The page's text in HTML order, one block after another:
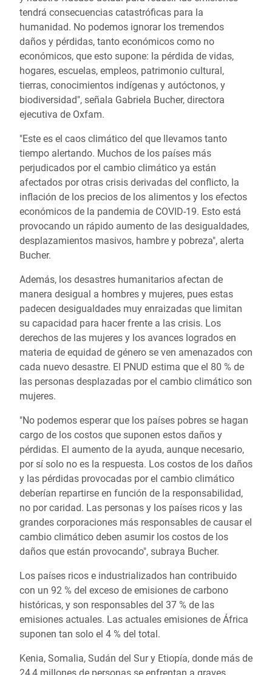
tendrá consecuencias catastróficas para la
humanidad. No podemos ignorar los tremendos
daños y pérdidas, tanto económicos como no
económicos, que esto supone: la pérdida de vidas,
hogares, escuelas, empleos, patrimonio cultural,
tierras, conocimientos indígenas y autóctonos, y
biodiversidad", señala Gabriela Bucher, directora
ejecutiva de Oxfam.
"Este es el caos climático del que llevamos tanto
tiempo alertando. Muchos de los países más
perjudicados por el cambio climático ya están
afectados por otras crisis derivadas del conflicto, la
inflación de los precios de los alimentos y los efectos
económicos de la pandemia de COVID-19. Esto está
provocando un rápido aumento de las desigualdades,
desplazamientos masivos, hambre y pobreza", alerta
Bucher.
Además, los desastres humanitarios afectan de
manera desigual a hombres y mujeres, pues estas
padecen desigualdades muy enraizadas que limitan
su capacidad para hacer frente a las crisis. Los
derechos de las mujeres y los avances logrados en
materia de equidad de género se ven amenazados con
cada nuevo desastre. El PNUD estima que el 80 % de
las personas desplazadas por el cambio climático son
mujeres.
"No podemos esperar que los países pobres se hagan
cargo de los costos que suponen estos daños y
pérdidas. El aumento de la ayuda, aunque necesario,
por sí solo no es la respuesta. Los costos de los daños
y las pérdidas provocadas por el cambio climático
deberían repartirse en función de la responsabilidad,
no por caridad. Las personas y los países ricos y las
grandes corporaciones más responsables de causar el
cambio climático deben asumir los costos de los
daños que están provocando", subraya Bucher.
Los países ricos e industrializados han contribuido
con un 92 % del exceso de emisiones de carbono
históricas, y son responsables del 37 % de las
emisiones actuales. Las actuales emisiones de África
suponen tan solo el 4 % del total.
Kenia, Somalia, Sudán del Sur y Etiopía, donde más de